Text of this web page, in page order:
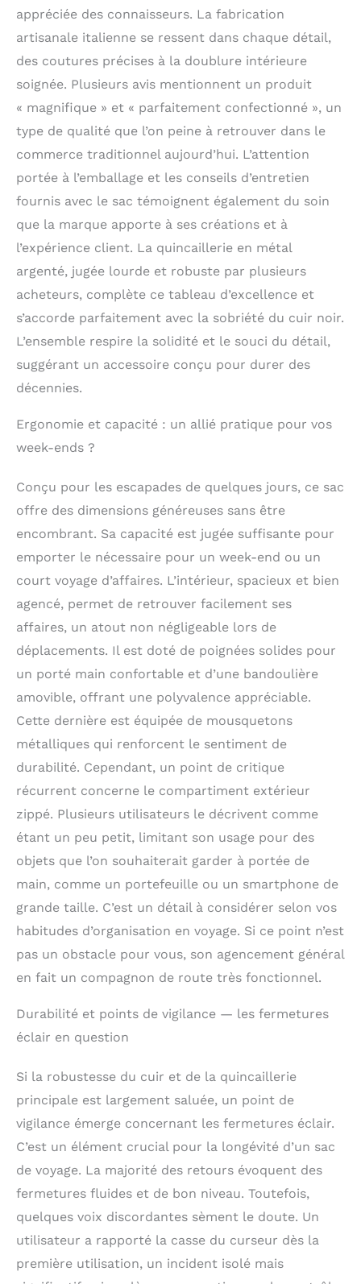
laiton, doublure
fermetures à glissière
YKK. L'ATTENTION AU
garantit l'aspect
inimitable d'un
accessoire en cuir de
POUR LES
ORDINATEURS 15
POUCES, ET BIEN PLUS
- Avec son grand
compartiment principal
et ses nombreuses
voyage en cuir souple
vous permet de
transporter votre
pouces. Vous aurez
également toujours à
de visite, smartphone.
pour une polyvalence
- Hauteur : 35 cm ;
Longueur : 42 cm ;
Largeur : 23 cm.
CUIR PLEINE FLEUR -
Pour fabriquer un sac
de week-end pour
ci, nous utilisons la
plus haute qualité de
cuir. Grâce à la méthode
produits chimiques et
une teinture à la main,
le cuir conserve ses
originales. Vous
apprécierez alors sa
aspect totalement
unique pour chaque
pièce.
IDÉAL POUR
CADEAU INOUBLIABLES
: Notre sac de voyage
magnifiquement
présenté dans un
coffret cadeau, créant
dès le premier regard.
C’est le choix parfait
le style et une
présentation soignée.
Offrez-leur bien plus
qu’un simple sac de
voyage : une expérience
compagnon fiable pour
chaque aventure.
appréciée des connaisseurs. La fabrication
artisanale italienne se ressent dans chaque détail,
des coutures précises à la doublure intérieure
soignée. Plusieurs avis mentionnent un produit
« magnifique » et « parfaitement confectionné », un
type de qualité que l’on peine à retrouver dans le
commerce traditionnel aujourd’hui. L’attention
portée à l’emballage et les conseils d’entretien
fournis avec le sac témoignent également du soin
que la marque apporte à ses créations et à
l’expérience client. La quincaillerie en métal
argenté, jugée lourde et robuste par plusieurs
acheteurs, complète ce tableau d’excellence et
s’accorde parfaitement avec la sobriété du cuir noir.
L’ensemble respire la solidité et le souci du détail,
suggérant un accessoire conçu pour durer des
décennies.
Ergonomie et capacité : un allié pratique pour vos
week-ends ?
Conçu pour les escapades de quelques jours, ce sac
offre des dimensions généreuses sans être
encombrant. Sa capacité est jugée suffisante pour
emporter le nécessaire pour un week-end ou un
court voyage d’affaires. L’intérieur, spacieux et bien
agencé, permet de retrouver facilement ses
affaires, un atout non négligeable lors de
déplacements. Il est doté de poignées solides pour
un porté main confortable et d’une bandoulière
amovible, offrant une polyvalence appréciable.
Cette dernière est équipée de mousquetons
métalliques qui renforcent le sentiment de
durabilité. Cependant, un point de critique
récurrent concerne le compartiment extérieur
zippé. Plusieurs utilisateurs le décrivent comme
étant un peu petit, limitant son usage pour des
objets que l’on souhaiterait garder à portée de
main, comme un portefeuille ou un smartphone de
grande taille. C’est un détail à considérer selon vos
habitudes d’organisation en voyage. Si ce point n’est
pas un obstacle pour vous, son agencement général
en fait un compagnon de route très fonctionnel.
Durabilité et points de vigilance — les fermetures
éclair en question
Si la robustesse du cuir et de la quincaillerie
principale est largement saluée, un point de
vigilance émerge concernant les fermetures éclair.
C’est un élément crucial pour la longévité d’un sac
de voyage. La majorité des retours évoquent des
fermetures fluides et de bon niveau. Toutefois,
quelques voix discordantes sèment le doute. Un
utilisateur a rapporté la casse du curseur dès la
première utilisation, un incident isolé mais